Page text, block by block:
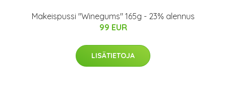
Makeispussi "Winegums" 165g - 23% alennus
99 EUR
LISÄTIETOJA